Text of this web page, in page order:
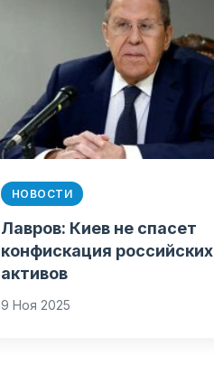
НОВОСТИ
Лавров: Киев не спасет
конфискация российских
активов
9 Ноя 2025